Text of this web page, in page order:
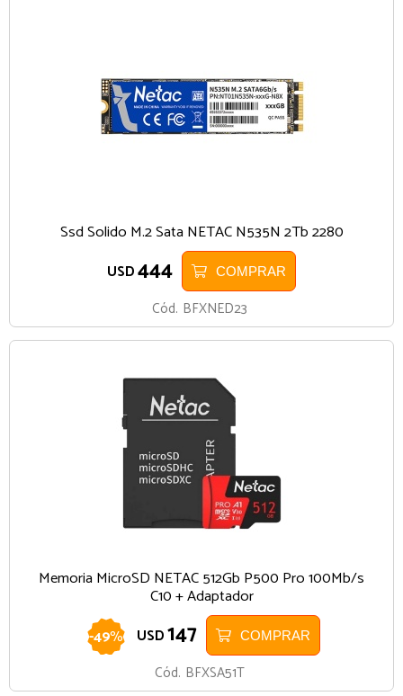
Ssd Solido M.2 Sata NETAC N535N 2Tb 2280
USD444 COMPRAR
Cód. BFXNED23
Memoria MicroSD NETAC 512Gb P500 Pro 100Mb/s
C10 + Adaptador
-49% USD147 COMPRAR
Cód. BFXSA51T